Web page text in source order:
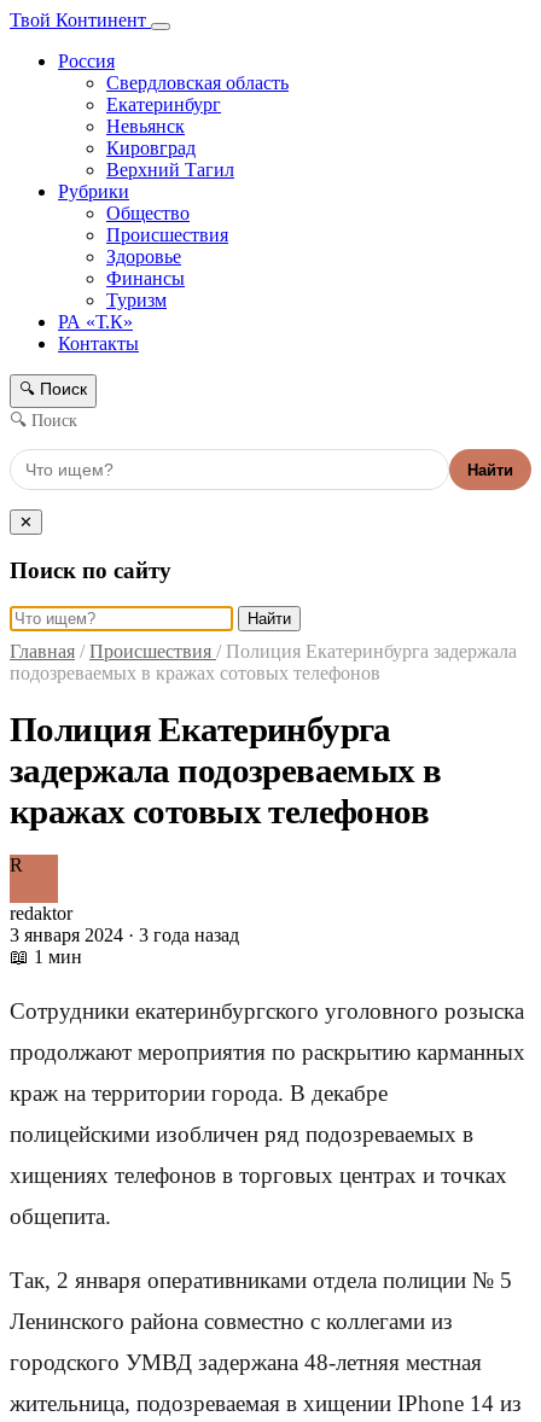
Твой Континент
Россия
Свердловская область
Екатеринбург
Невьянск
Кировград
Верхний Тагил
Рубрики
Общество
Происшествия
Здоровье
Финансы
Туризм
РА «Т.К»
Контакты
🔍 Поиск
🔍 Поиск
Найти
✕
Поиск по сайту
Найти
Главная / Происшествия / Полиция Екатеринбурга задержала
подозреваемых в кражах сотовых телефонов
Полиция Екатеринбурга
задержала подозреваемых в
кражах сотовых телефонов
R
redaktor
3 января 2024 · 3 года назад
📖 1 мин
Сотрудники екатеринбургского уголовного розыска
продолжают мероприятия по раскрытию карманных
краж на территории города. В декабре
полицейскими изобличен ряд подозреваемых в
хищениях телефонов в торговых центрах и точках
общепита.
Так, 2 января оперативниками отдела полиции № 5
Ленинского района совместно с коллегами из
городского УМВД задержана 48-летняя местная
жительница, подозреваемая в хищении IPhone 14 из